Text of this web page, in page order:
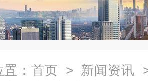
： 首页 > 新闻资讯